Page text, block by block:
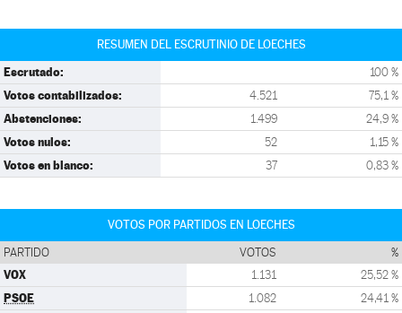
RESUMEN DEL ESCRUTINIO DE LOECHES
Escrutado: 100 %
Votos contabilizados: 4.521 75,1 %
Abstenciones: 1.499 24,9 %
Votos nulos: 52 1,15 %
Votos en blanco: 37 0,83 %
VOTOS POR PARTIDOS EN LOECHES
PARTIDO VOTOS %
VOX 1.131 25,52 %
PSOE 1.082 24,41 %